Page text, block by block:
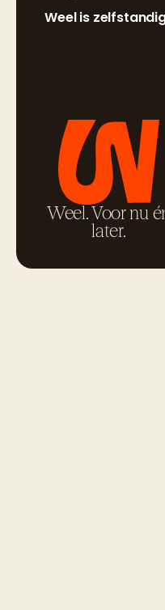
Weel is
Weel. Voor nu
later.